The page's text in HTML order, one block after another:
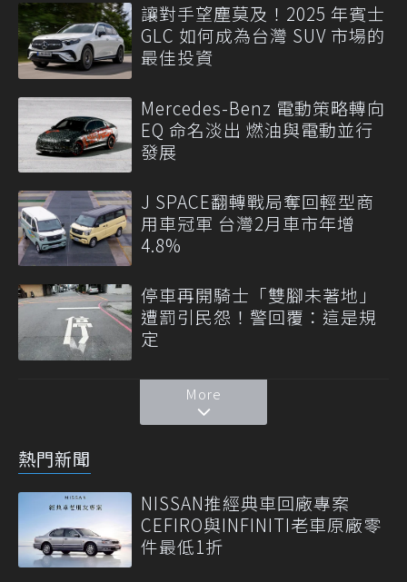
讓對手望塵莫及！2025 年賓士
GLC 如何成為台灣 SUV 市場的
最佳投資
Mercedes-Benz 電動策略轉向
EQ 命名淡出 燃油與電動並行
發展
J SPACE翻轉戰局奪回輕型商
用車冠軍 台灣2月車市年增
4.8%
停車再開騎士「雙腳未著地」
遭罰引民怨！警回覆：這是規
定
More
熱門新聞
NISSAN推經典車回廠專案
CEFIRO與INFINITI老車原廠零
件最低1折